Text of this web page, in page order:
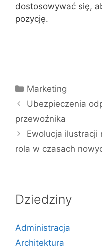
dostosowywać się,
pozycję.
Kategorie
Marketing
Ubezpieczenia
przewoźnika
Ewolucja ilustracji
rola w czasach
Dziedziny
Administracja
Architektura